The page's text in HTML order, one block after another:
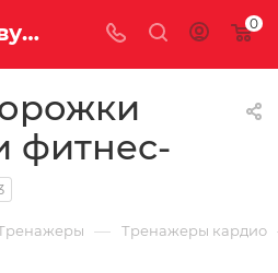
Купить беговую дорожку для дома и фитнеса в Саратове и Энгельсе. Доставка, сборка, консультация. 0
фитнес-
— Тренажеры кардио